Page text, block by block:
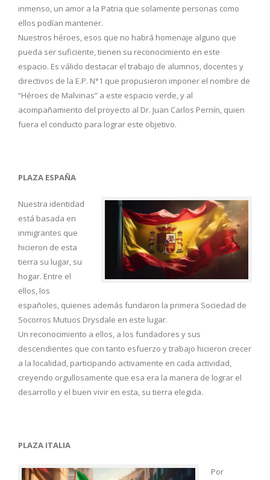
inmenso, un amor a la Patria que solamente personas como
ellos podían mantener.
Nuestros héroes, esos que no habrá homenaje alguno que
pueda ser suficiente, tienen su reconocimiento en este
espacio. Es válido destacar el trabajo de alumnos, docentes y
directivos de la E.P. N°1 que propusieron imponer el nombre de
“Héroes de Malvinas” a este espacio verde, y al
acompañamiento del proyecto al Dr. Juan Carlos Pernín, quien
fuera el conducto para lograr este objetivo.
PLAZA ESPAÑA
Nuestra identidad
está basada en
inmigrantes que
hicieron de esta
tierra su lugar, su
hogar. Entre el
ellos, los
españoles, quienes además fundaron la primera Sociedad de
Socorros Mutuos Drysdale en este lugar.
Un reconocimiento a ellos, a los fundadores y sus
descendientes que con tanto esfuerzo y trabajo hicieron crecer
a la localidad, participando activamente en cada actividad,
creyendo orgullosamente que esa era la manera de lograr el
desarrollo y el buen vivir en esta, su tierra elegida.
PLAZA ITALIA
Por